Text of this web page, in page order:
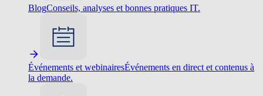
BlogConseils, analyses et bonnes pratiques IT.
Événements et webinairesÉvénements en direct et contenus à
la demande.